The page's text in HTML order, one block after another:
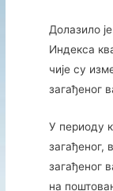
Долазило
Индекса
чије су
загађеног
У периоду
загађеног,
загађеног
на